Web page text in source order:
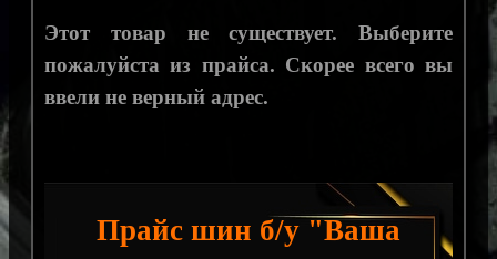
Этот товар не существует. Выберите
пожалуйста из прайса. Скорее всего вы
ввели не верный адрес.
Прайс шин б/у "Ваша